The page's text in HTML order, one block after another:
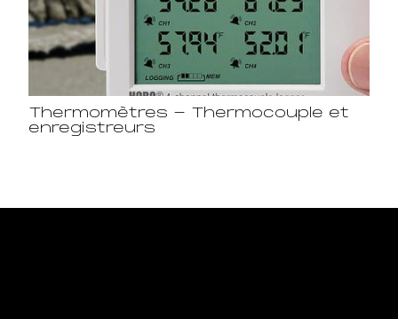
Thermomètres - Thermocouple et
enregistreurs